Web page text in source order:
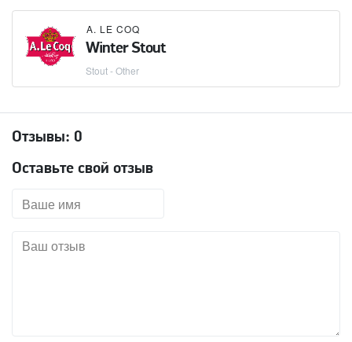
A. LE COQ
Winter Stout
Stout - Other
Отзывы: 0
Оставьте свой отзыв